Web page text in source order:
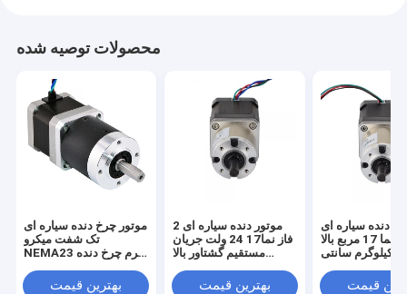
محصولات توصیه شده
موتور چرخ دنده سیاره ای
تک شفت میکرو
NEMA23 کرم چرخ دنده
بهترین قیمت
موتور دنده سیاره ای 2
فاز نما17 24 ولت جریان
مستقیم گشتاور بالا
بهترین قیمت
دنده سیاره ای
سیاره ای نما 17 مربع بالا
تورق 2.6 کیلوگرم سانتی
قیمت